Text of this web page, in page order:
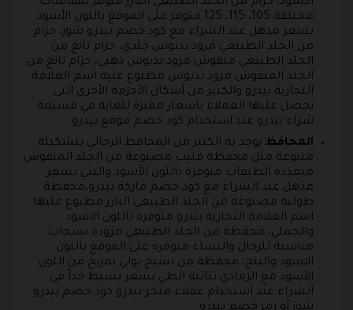
مختلفة 105، 115، 125 متوفر على الموقع باللون الأسود
بسعر مذهل عند الشراء مع كود خصم بيدرو شوز، حزام
من الجلد الطبيعي مزود بدبوس جلدي، حزام تانغ من
الجلد الطبيعي منقوش مزود بدبوس ذهبي، حزام تانغ من
الجلد المنقوش مزود بدبوس مطبوع عليه اسم العلامة
التجارية بيدرو والكثير من أشكال الأحزمة الأخرى التي
يحصل عليها العملاء باسعار مميزة للغاية في قسيمة
شراء بيدرو عند استخدام كود خصم موقع بيدرو.
المحافظ يوجد به الكثير من المحافظ الرجالي بتشكيلة
متنوعة مثل محفظة فليب مصنوعة من الجلد المنقوش
متعددة الطبقات متوفرة باللون الأسود والبني بسعر
مذهل عند الشراء مع كود خصم ماركة بيدرو،محفظة
طولية مصنوعة من الجلد الطبيعي البارز مطبوع عليها
اسم العلامة التجارية بيدرو متوفرة باللون الاسود
والجملي، محفظة من الجلد الطبيعي مزودة بسحاب
مناسبة للرجال والنساء متوفرة على الموقع باللون
الاسود والبيج، محفظة من نسيج بولي بمزيج من اللون
الأسود مع الرمادي ثنائية الطي بسعر بسيط جداً في
الشراء عند استخدام عملاء متجر بيدرو كود خصم بيدرو
شوز أو رمز خصم بيدرو.